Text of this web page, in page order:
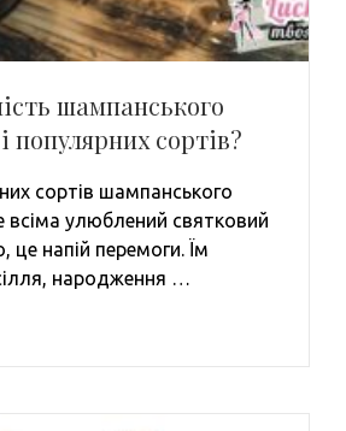
шампанського
популярних сортів?
сортів шампанського
всіма улюблений святковий
це напій перемоги. Їм
народження …